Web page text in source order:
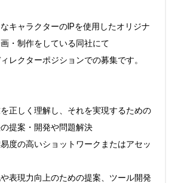
キャラクターのIPを使用したオリジナ
・制作をしている同社にて
レクターポジションでの募集です。
を正しく理解し、それを実現するための
提案・開発や問題解決
易度の高いショットワークまたはアセッ
や表現力向上のための提案、ツール開発